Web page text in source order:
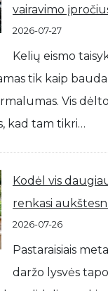
vairavimo
2026-07-27
Kelių eismo
tik kaip
Vis
kad tam tikri…
Kodėl vis
renkasi
2026-07-26
Pastaraisiais
daržo lysvės